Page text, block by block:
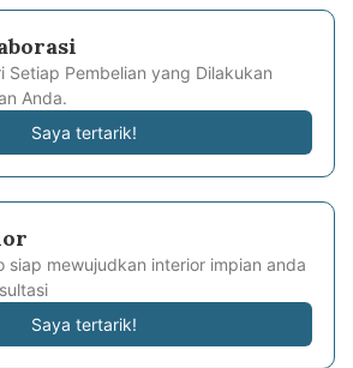
Setiap Pembelian yang Dilakukan
Anda.
Saya tertarik!
siap mewujudkan interior impian anda
Saya tertarik!